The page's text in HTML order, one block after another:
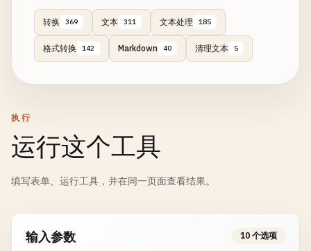
转换 369 文本 311 文本处理 185
格式转换 142 Markdown 40 清理文本 5
执行
运行这个工具
填写表单、运行工具，并在同一页面查看结果。
输入参数 10 个选项